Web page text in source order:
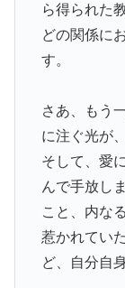
ら得られた
どの関係に
す。
さあ、もう
に注ぐ光が
そして、愛
んで手放し
こと、内な
惹かれてい
ど、自分自